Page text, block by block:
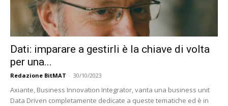
Dati: imparare a gestirli è la chiave di volta
per una...
Redazione BitMAT - 30/10/2023
Axiante, Business Innovation Integrator, vanta una business unit
Data Driven completamente dedicate a queste tematiche ed è in